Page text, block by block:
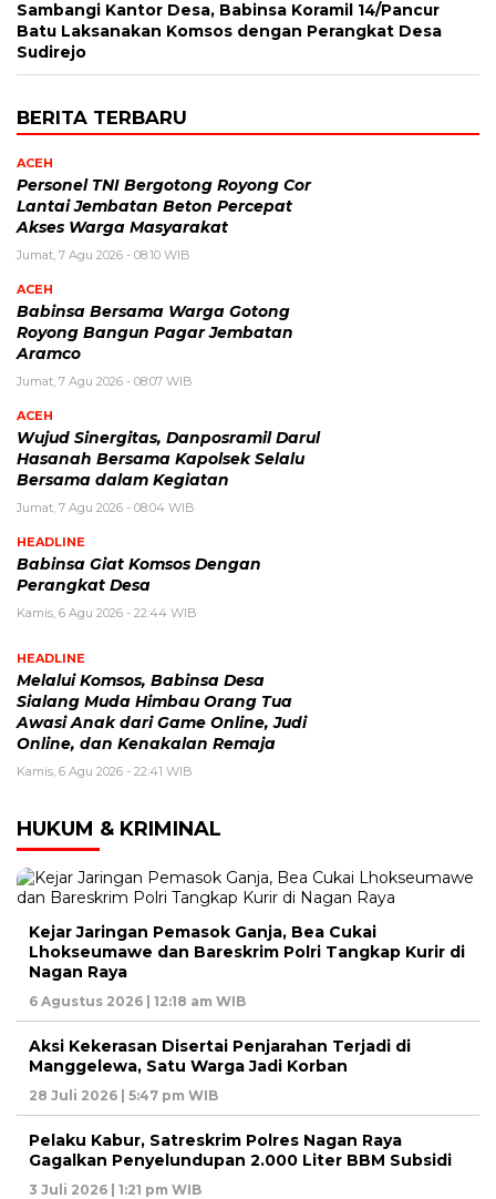
Sambangi Kantor Desa, Babinsa Koramil 14/Pancur
Batu Laksanakan Komsos dengan Perangkat Desa
Sudirejo
BERITA TERBARU
ACEH
Personel TNI Bergotong Royong Cor
Lantai Jembatan Beton Percepat
Akses Warga Masyarakat
Jumat, 7 Agu 2026 - 08:10 WIB
ACEH
Babinsa Bersama Warga Gotong
Royong Bangun Pagar Jembatan
Aramco
Jumat, 7 Agu 2026 - 08:07 WIB
ACEH
Wujud Sinergitas, Danposramil Darul
Hasanah Bersama Kapolsek Selalu
Bersama dalam Kegiatan
Jumat, 7 Agu 2026 - 08:04 WIB
HEADLINE
Babinsa Giat Komsos Dengan
Perangkat Desa
Kamis, 6 Agu 2026 - 22:44 WIB
HEADLINE
Melalui Komsos, Babinsa Desa
Sialang Muda Himbau Orang Tua
Awasi Anak dari Game Online, Judi
Online, dan Kenakalan Remaja
Kamis, 6 Agu 2026 - 22:41 WIB
HUKUM & KRIMINAL
Kejar Jaringan Pemasok Ganja, Bea Cukai
Lhokseumawe dan Bareskrim Polri Tangkap Kurir di
Nagan Raya
6 Agustus 2026 | 12:18 am WIB
Aksi Kekerasan Disertai Penjarahan Terjadi di
Manggelewa, Satu Warga Jadi Korban
28 Juli 2026 | 5:47 pm WIB
Pelaku Kabur, Satreskrim Polres Nagan Raya
Gagalkan Penyelundupan 2.000 Liter BBM Subsidi
3 Juli 2026 | 1:21 pm WIB